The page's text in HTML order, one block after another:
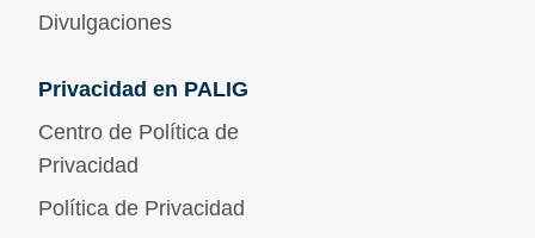
Divulgaciones
Privacidad en PALIG
Centro de Política de
Privacidad
Política de Privacidad